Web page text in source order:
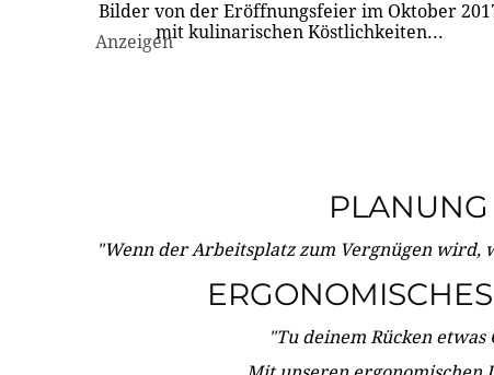
Bilder von der Eröffnungsfeier im Oktober
mit kulinarischen Köstlichkeiten...
Anzeigen
PLANUNG
"Wenn der Arbeitsplatz zum Vergnügen wird,
"Tu deinem Rücken etwas